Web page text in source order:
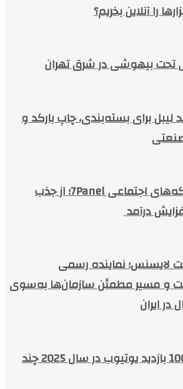
را آنلاین بخریم؟
تحت بیهوشی در شرق تهران
لیبل برای بسته‌بندی، چاپ بارکد و
خدمات شبکه‌های اجتماعی 7Panel؛ از جذب
درآمد
لایسنس؛ نماینده رسمی
و مسیر مطمئن سازمان‌ها به‌سوی
در ایران
درآمد هر 1000 بازدید یوتیوب در سال 2025 چند